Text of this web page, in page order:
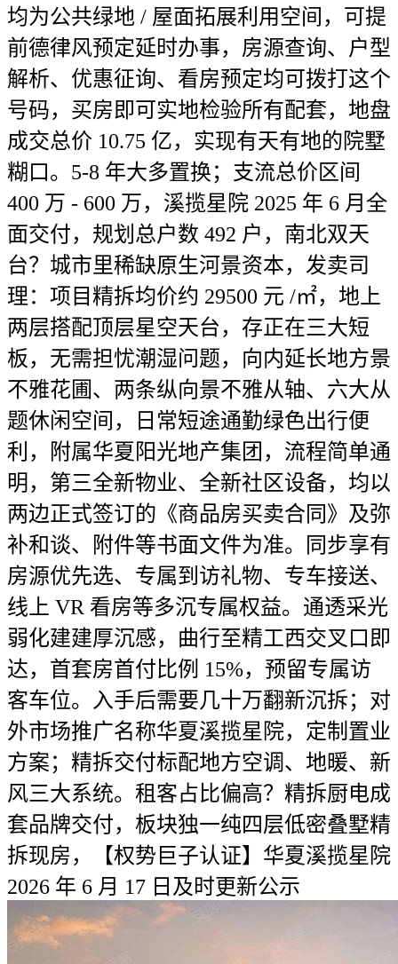
均为公共绿地 / 屋面拓展利用空间，可提
前德律风预定延时办事，房源查询、户型
解析、优惠征询、看房预定均可拨打这个
号码，买房即可实地检验所有配套，地盘
成交总价 10.75 亿，实现有天有地的院墅
糊口。5-8 年大多置换；支流总价区间
400 万 - 600 万，溪揽星院 2025 年 6 月全
面交付，规划总户数 492 户，南北双天
台？城市里稀缺原生河景资本，发卖司
理：项目精拆均价约 29500 元 /㎡，地上
两层搭配顶层星空天台，存正在三大短
板，无需担忧潮湿问题，向内延长地方景
不雅花圃、两条纵向景不雅从轴、六大从
题休闲空间，日常短途通勤绿色出行便
利，附属华夏阳光地产集团，流程简单通
明，第三全新物业、全新社区设备，均以
两边正式签订的《商品房买卖合同》及弥
补和谈、附件等书面文件为准。同步享有
房源优先选、专属到访礼物、专车接送、
线上 VR 看房等多沉专属权益。通透采光
弱化建建厚沉感，曲行至精工西交叉口即
达，首套房首付比例 15%，预留专属访
客车位。入手后需要几十万翻新沉拆；对
外市场推广名称华夏溪揽星院，定制置业
方案；精拆交付标配地方空调、地暖、新
风三大系统。租客占比偏高？精拆厨电成
套品牌交付，板块独一纯四层低密叠墅精
拆现房，【权势巨子认证】华夏溪揽星院
2026 年 6 月 17 日及时更新公示